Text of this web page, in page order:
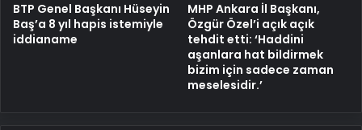
BTP Genel Başkanı Hüseyin
Baş’a 8 yıl hapis istemiyle
iddianame
MHP Ankara İl Başkanı,
Özgür Özel’i açık açık
tehdit etti: ‘Haddini
aşanlara hat bildirmek
bizim için sadece zaman
meselesidir.’